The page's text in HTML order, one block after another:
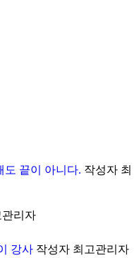
도 끝이 아니다. 작성자 최
관리자
강사 작성자 최고관리자